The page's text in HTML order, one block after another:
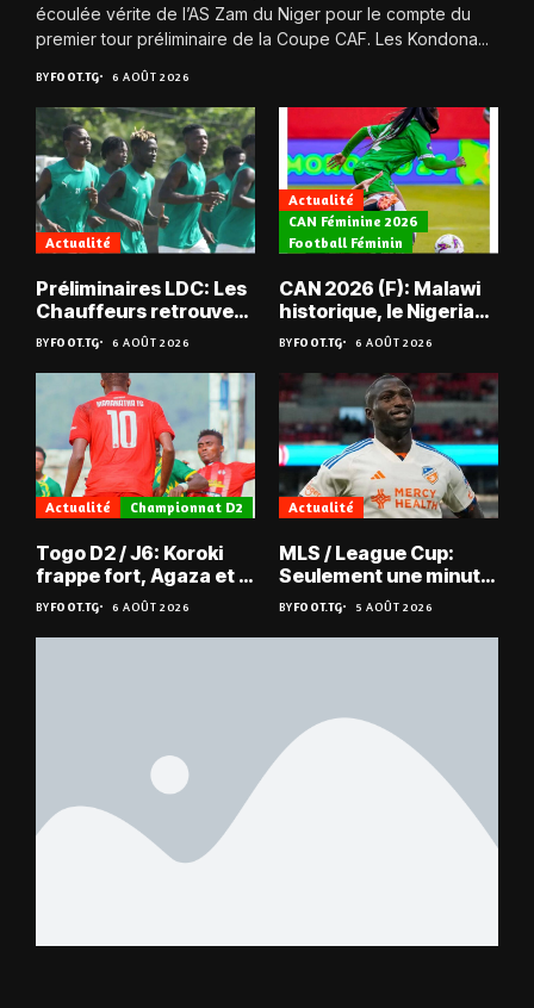
écoulée vérite de l’AS Zam du Niger pour le compte du
premier tour préliminaire de la Coupe CAF. Les Kondona...
BYFOOT.TG 6 AOÛT 2026
Actualité
Préliminaires LDC: Les
Chauffeurs retrouvent
les Mimos
BYFOOT.TG 6 AOÛT 2026
Actualité
CAN Féminine 2026
Football Féminin
CAN 2026 (F): Malawi
historique, le Nigeria
sauvé, la Zambie
éliminée
BYFOOT.TG 6 AOÛT 2026
Actualité Championnat D2
Togo D2 / J6: Koroki
frappe fort, Agaza et la
JCA assurent,
suspense avant Sara
FC – Doumbé FC
BYFOOT.TG 6 AOÛT 2026
Actualité
MLS / League Cup:
Seulement une minute
de jeu pour Kévin
Denkey
BYFOOT.TG 5 AOÛT 2026